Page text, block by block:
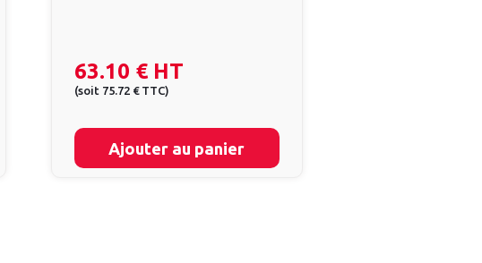
63.10 €HT
(soit 75.72 € TTC)
Ajouter au panier